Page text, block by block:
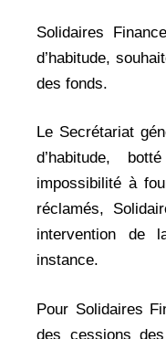
Solidaires
d’habitude,
des fonds.
Le Secrétariat
d’habitude,
impossibilité à
réclamés,
intervention de
instance.
Pour Solidaires
des cessions